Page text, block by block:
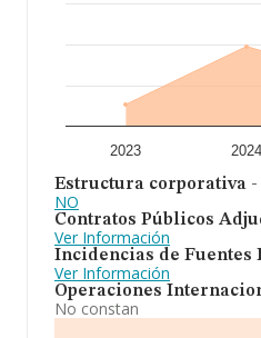
2023 2024
Estructura corporativa
NO
Contratos Públicos
Ver Información
Incidencias de Fuentes
Ver Información
Operaciones
No constan